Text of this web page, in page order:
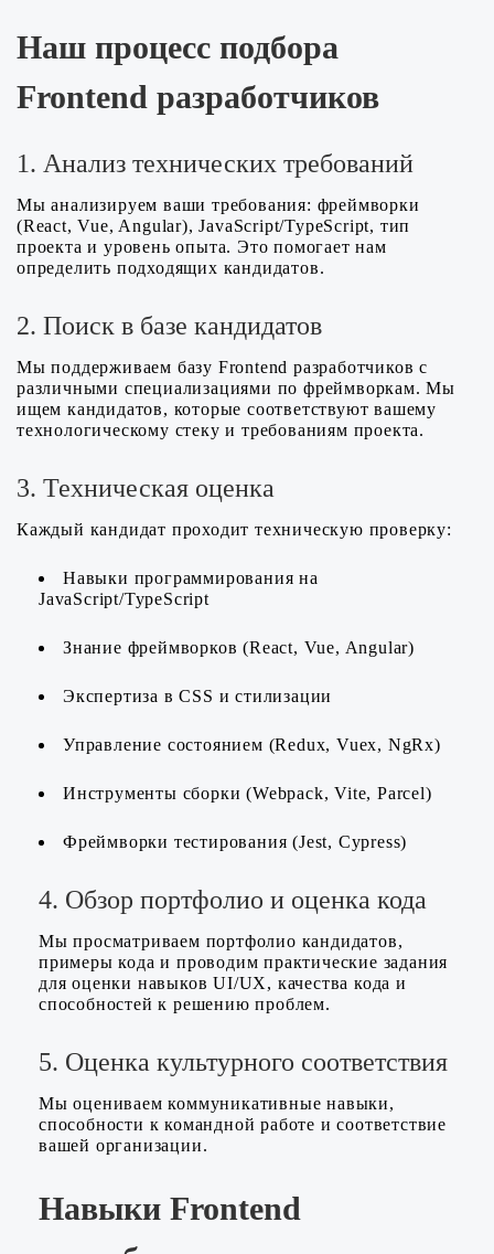
Наш процесс подбора
Frontend разработчиков
1. Анализ технических требований
Мы анализируем ваши требования: фреймворки
(React, Vue, Angular), JavaScript/TypeScript, тип
проекта и уровень опыта. Это помогает нам
определить подходящих кандидатов.
2. Поиск в базе кандидатов
Мы поддерживаем базу Frontend разработчиков с
различными специализациями по фреймворкам. Мы
ищем кандидатов, которые соответствуют вашему
технологическому стеку и требованиям проекта.
3. Техническая оценка
Каждый кандидат проходит техническую проверку:
Навыки программирования на
JavaScript/TypeScript
Знание фреймворков (React, Vue, Angular)
Экспертиза в CSS и стилизации
Управление состоянием (Redux, Vuex, NgRx)
Инструменты сборки (Webpack, Vite, Parcel)
Фреймворки тестирования (Jest, Cypress)
4. Обзор портфолио и оценка кода
Мы просматриваем портфолио кандидатов,
примеры кода и проводим практические задания
для оценки навыков UI/UX, качества кода и
способностей к решению проблем.
5. Оценка культурного соответствия
Мы оцениваем коммуникативные навыки,
способности к командной работе и соответствие
вашей организации.
Навыки Frontend